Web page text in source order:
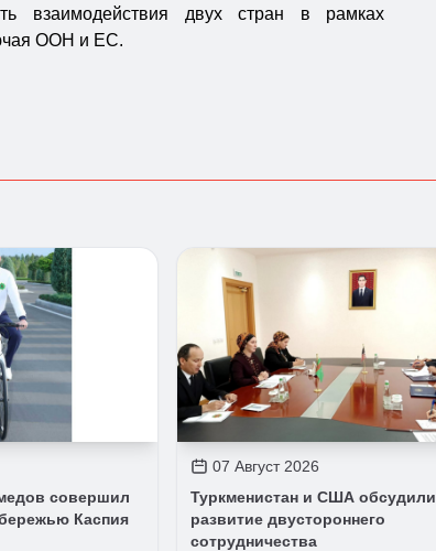
взаимодействия двух стран в рамках
ООН и ЕС.
совершил
Каспия
07 Август 2026
Туркменистан и США обсудили
развитие двустороннего
сотрудничества